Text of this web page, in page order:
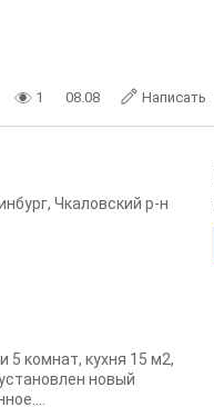
1 08.08 Написать
, Чкаловский р-н
комнат, кухня 15 м2,
новый